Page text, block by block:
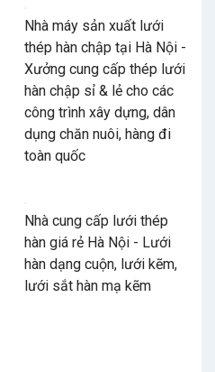
Nhà máy sản xuất lưới
thép hàn chập tại Hà Nội -
Xưởng cung cấp thép lưới
hàn chập sỉ & lẻ cho các
công trình xây dựng, dân
dụng chăn nuôi, hàng đi
toàn quốc
Nhà cung cấp lưới thép
hàn giá rẻ Hà Nội - Lưới
hàn dạng cuộn, lưới kẽm,
lưới sắt hàn mạ kẽm